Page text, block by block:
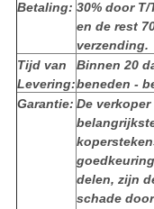
Betaling: 30% door
en de rest
verzending.
Tijd van
Levering:
Binnen 20
beneden -
Garantie: De
delen, zijn
schade